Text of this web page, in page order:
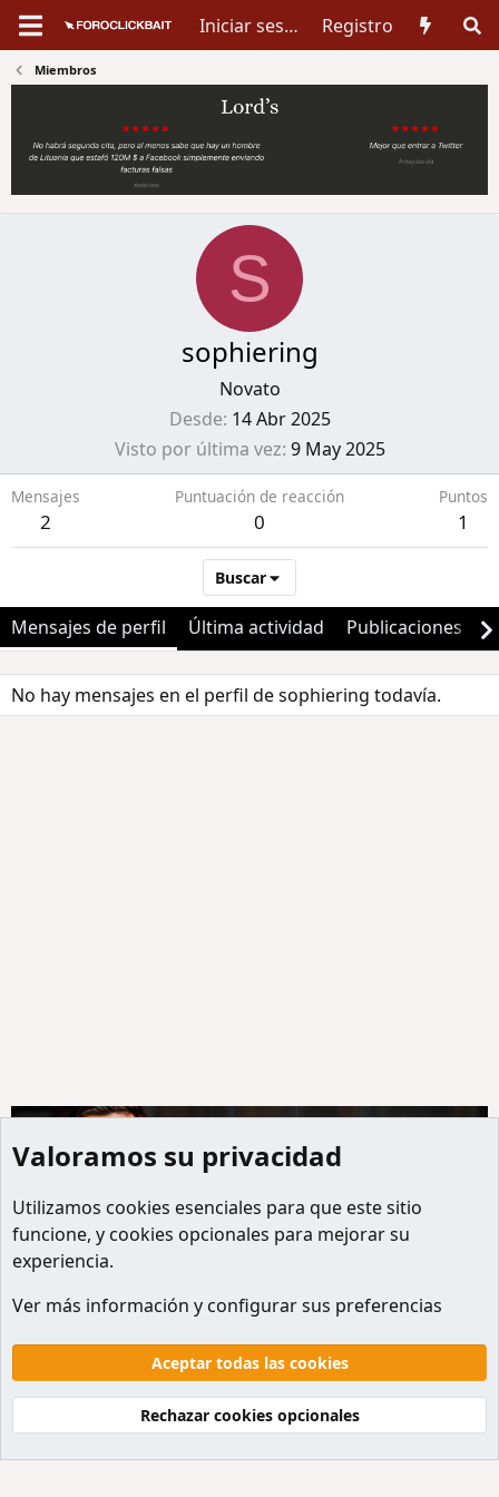
Iniciar sesión Registro
Miembros
S
sophiering
Novato
Desde 14 Abr 2025
Visto por última vez 9 May 2025
Mensajes
2
Puntuación de reacción
0
Puntos
1
Buscar
Mensajes de perfil Última actividad Publicaciones
No hay mensajes en el perfil de sophiering todavía.
Miembros
Default style
Español
Términos y reglas
Politicas de privacidad
Ayuda
Inicio
R
S
S
Community platform by XenForo® © 2010-2026 XenForo Ltd.
Valoramos su privacidad
Utilizamos cookies esenciales para que este sitio
funcione, y cookies opcionales para mejorar su
experiencia.
Ver más información y configurar sus preferencias
Aceptar todas las cookies
Rechazar cookies opcionales